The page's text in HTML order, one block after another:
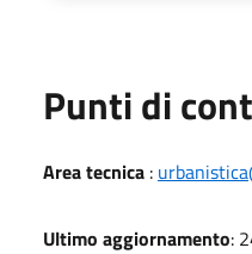
Punti di
Area tecnica :
Ultimo aggiornamento: